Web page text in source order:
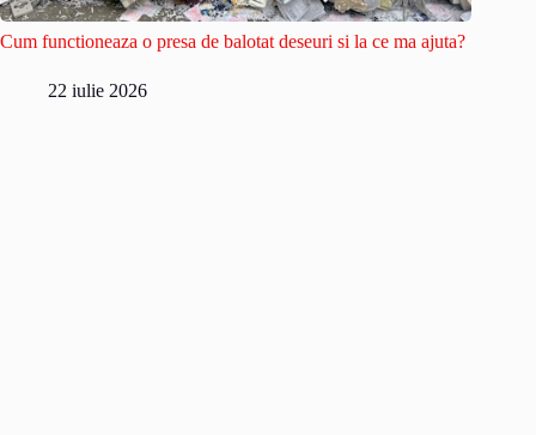
Cum functioneaza o presa de balotat deseuri si la ce ma ajuta?
22 iulie 2026